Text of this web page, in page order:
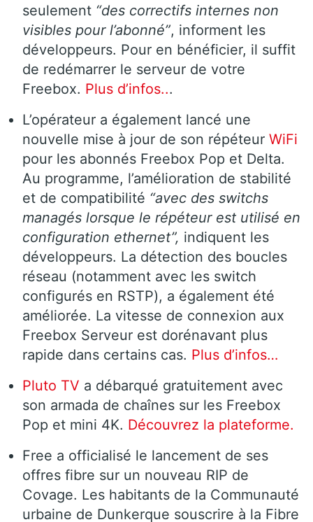
seulement “des correctifs internes non
visibles pour l’abonné”, informent les
développeurs. Pour en bénéficier, il suffit
de redémarrer le serveur de votre
Freebox. Plus d’infos...
L’opérateur a également lancé une
nouvelle mise à jour de son répéteur WiFi
pour les abonnés Freebox Pop et Delta.
Au programme, l’amélioration de stabilité
et de compatibilité “avec des switchs
managés lorsque le répéteur est utilisé en
configuration ethernet”, indiquent les
développeurs. La détection des boucles
réseau (notamment avec les switch
configurés en RSTP), a également été
améliorée. La vitesse de connexion aux
Freebox Serveur est dorénavant plus
rapide dans certains cas. Plus d’infos…
Pluto TV a débarqué gratuitement avec
son armada de chaînes sur les Freebox
Pop et mini 4K. Découvrez la plateforme.
Free a officialisé le lancement de ses
offres fibre sur un nouveau RIP de
Covage. Les habitants de la Communauté
urbaine de Dunkerque souscrire à la Fibre